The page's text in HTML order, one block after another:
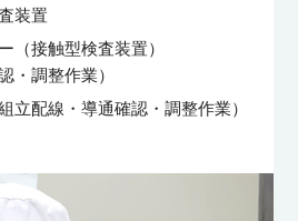
装置
（接触型検査装置）
・調整作業）
立配線・導通確認・調整作業）